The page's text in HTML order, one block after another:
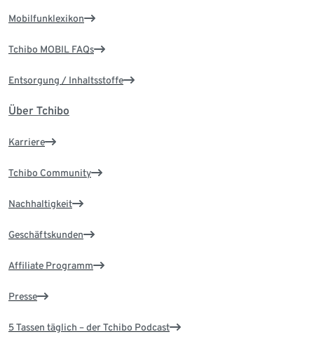
Mobilfunklexikon
Tchibo MOBIL FAQs
Entsorgung / Inhaltsstoffe
Über Tchibo
Karriere
Tchibo Community
Nachhaltigkeit
Geschäftskunden
Affiliate Programm
Presse
5 Tassen täglich – der Tchibo Podcast